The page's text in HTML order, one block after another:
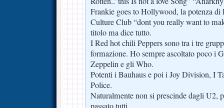
Frankie goes to Hollywood, la potenza di
Culture Club “dont you really want to
titolo ma dice tutto.
I Red hot chili Peppers sono tra i tre
formazione. Ho sempre ascoltato poco i
Zeppelin e gli Who.
Potenti i Bauhaus e poi i Joy Division, I
Police.
Naturalmente non si prescinde dagli U2,